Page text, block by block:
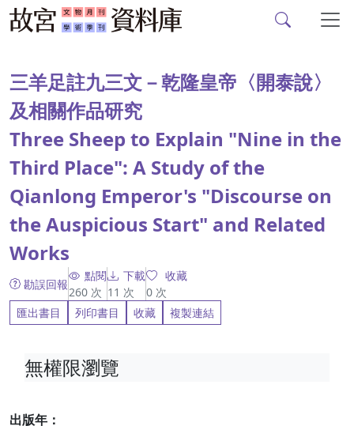
三羊足註九三文－乾隆皇帝〈開泰說〉
及相關作品研究
Three Sheep to Explain "Nine in the
Third Place": A Study of the
Qianlong Emperor's "Discourse on
the Auspicious Start" and Related
Works
勘誤回報
點閱
260 次
下載
11 次
收藏
0 次
匯出書目
列印書目 收藏 複製連結
出版年：
無權限瀏覽